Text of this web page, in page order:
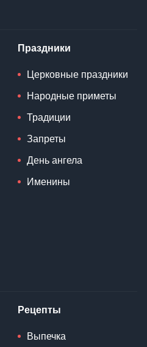
Праздники
Церковные праздники
Народные приметы
Традиции
Запреты
День ангела
Именины
Рецепты
Выпечка